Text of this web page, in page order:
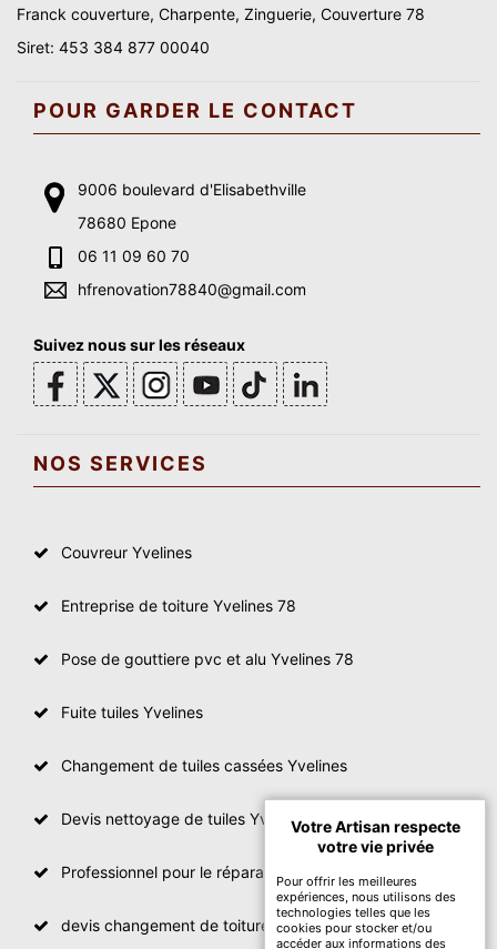
Franck couverture, Charpente, Zinguerie, Couverture 78
Siret: 453 384 877 00040
POUR GARDER LE CONTACT
9006 boulevard d'Elisabethville
78680 Epone
06 11 09 60 70
hfrenovation78840@gmail.com
Suivez nous sur les réseaux
NOS SERVICES
Couvreur Yvelines
Entreprise de toiture Yvelines 78
Pose de gouttiere pvc et alu Yvelines 78
Fuite tuiles Yvelines
Changement de tuiles cassées Yvelines
Devis nettoyage de tuiles Yvelines
Professionnel pour le réparation de toit Yvelines
devis changement de toiture Yvelines
Votre Artisan respecte
votre vie privée
Pour offrir les meilleures
expériences, nous utilisons des
technologies telles que les
cookies pour stocker et/ou
accéder aux informations des